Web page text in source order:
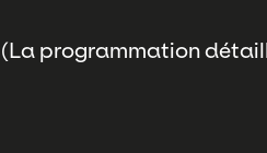
(La programmation